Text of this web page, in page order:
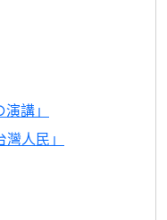
講」
人民」